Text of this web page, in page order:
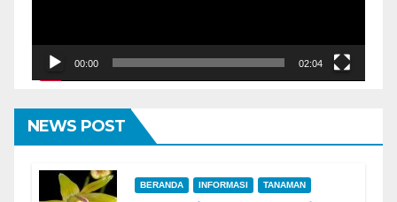
00:00 02:04
NEWS POST
BERANDA INFORMASI TANAMAN